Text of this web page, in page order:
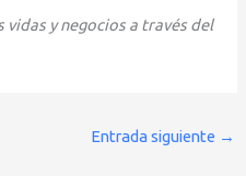
y negocios a través del
Entrada siguiente →